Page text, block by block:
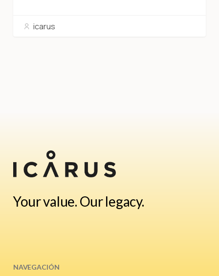
icarus
Your value. Our legacy.
NAVEGACIÓN